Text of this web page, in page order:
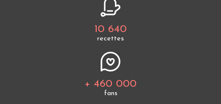
10 640
recettes
+ 460 000
fans